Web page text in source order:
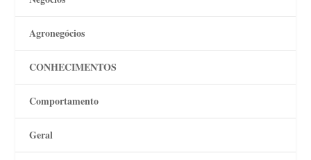
Agronegócios
CONHECIMENTOS
Comportamento
Geral